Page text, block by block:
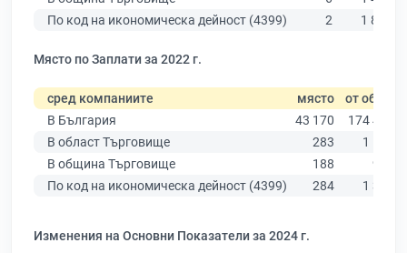
По код на икономическа дейност (4399)
2 1 839
Място по Заплати за 2022 г.
сред компаниите място от общо
В България
43 170
174 403
В област Търговище
283
1 502
В община Търговище
188
933
По код на икономическа дейност (4399)
284 1 397
Изменения на Основни Показатели за 2024 г.